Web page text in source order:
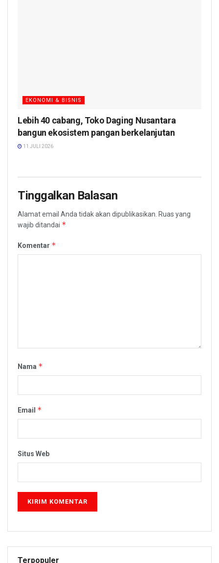
EKONOMI & BISNIS
Lebih 40 cabang, Toko Daging Nusantara
bangun ekosistem pangan berkelanjutan
11 JULI 2026
Tinggalkan Balasan
Alamat email Anda tidak akan dipublikasikan. Ruas yang
wajib ditandai *
Komentar *
Nama *
Email *
Situs Web
Terpopuler